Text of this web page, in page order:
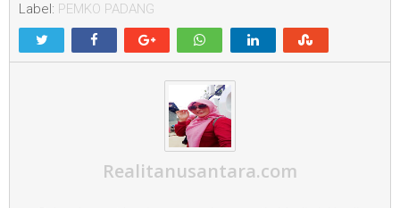
Label: PEMKO PADANG
Realitanusantara.com